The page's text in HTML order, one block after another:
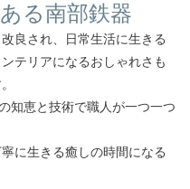
る南部鉄器
良され、日常生活に生きる
テリアになるおしゃれさも
知恵と技術で職人が一つ一つ
に生きる癒しの時間になる